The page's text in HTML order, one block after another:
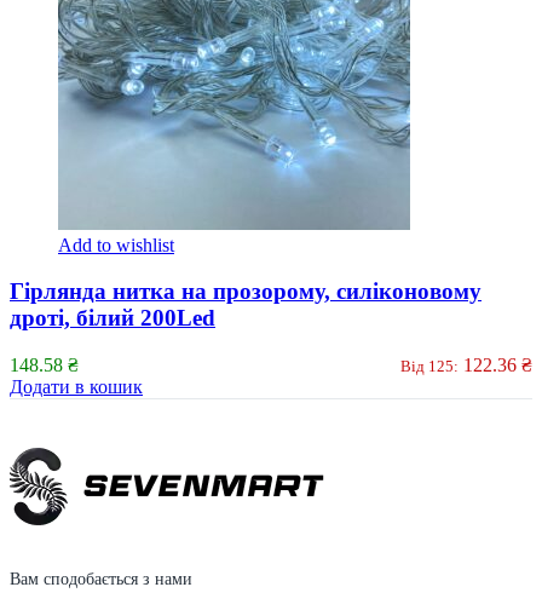
Add to wishlist
Гірлянда нитка на прозорому, силіконовому
дроті, білий 200Led
148.58 ₴ Від 125: 122.36 ₴
Додати в кошик
Вам сподобається з нами